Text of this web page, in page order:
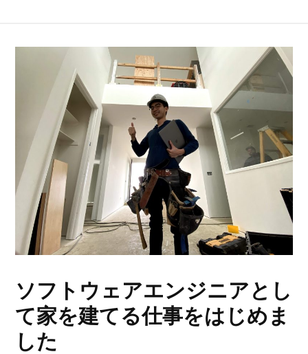
ソフトウェアエンジニアとし
て家を建てる仕事をはじめま
した